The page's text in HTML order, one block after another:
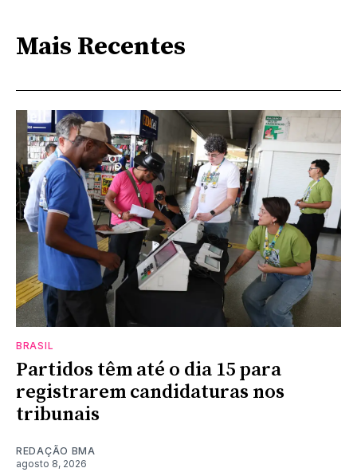
Mais Recentes
BRASIL
Partidos têm até o dia 15 para
registrarem candidaturas nos
tribunais
REDAÇÃO BMA
agosto 8, 2026